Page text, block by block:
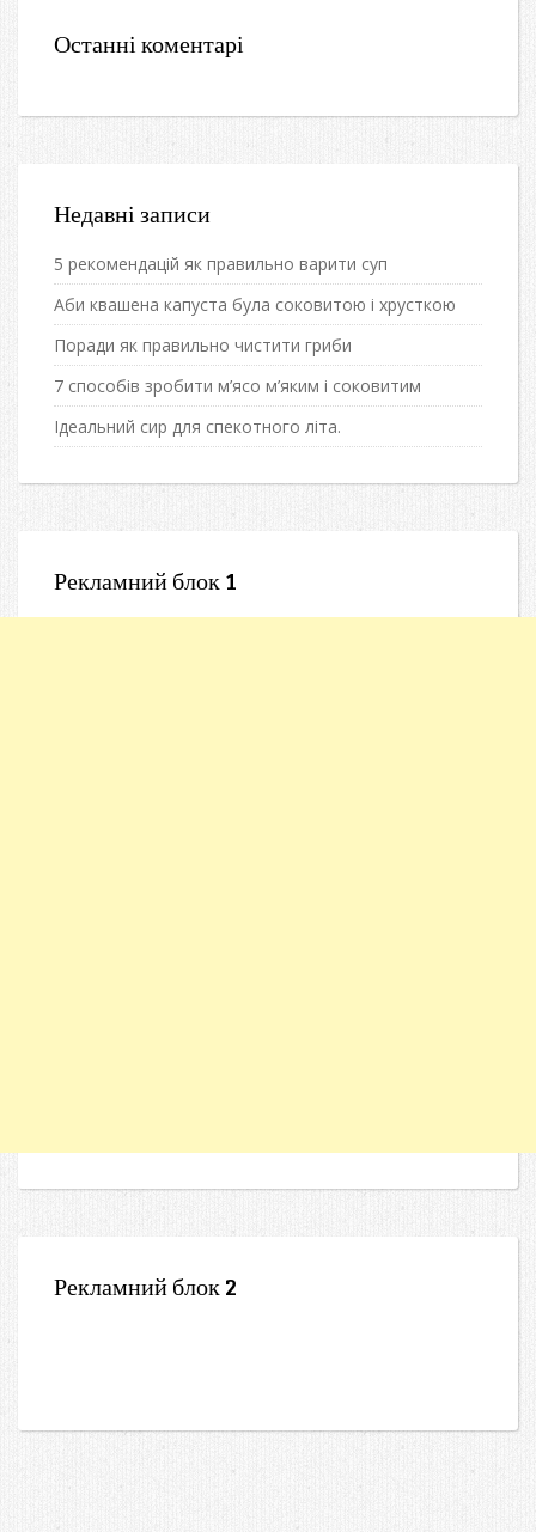
Останні коментарі
Недавні записи
5 рекомендацій як правильно варити суп
Аби квашена капуста була соковитою і хрусткою
Поради як правильно чистити гриби
7 способів зробити м’ясо м’яким і соковитим
Ідеальний сир для спекотного літа.
Рекламний блок 1
Рекламний блок 2